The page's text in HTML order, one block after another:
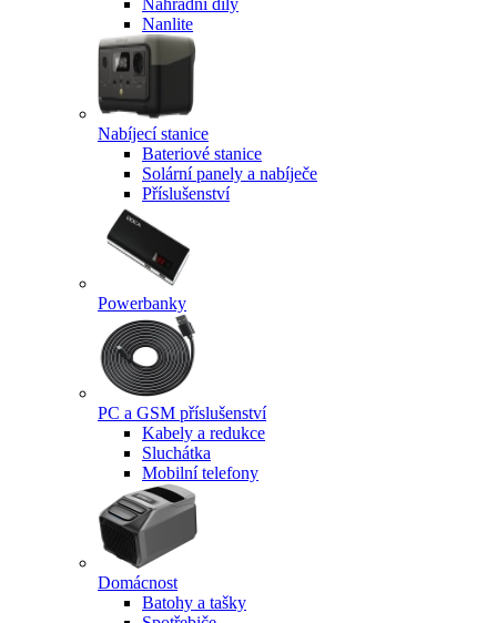
Náhradní díly
Nanlite
Nabíjecí stanice
Bateriové stanice
Solární panely a nabíječe
Příslušenství
Powerbanky
PC a GSM příslušenství
Kabely a redukce
Sluchátka
Mobilní telefony
Domácnost
Batohy a tašky